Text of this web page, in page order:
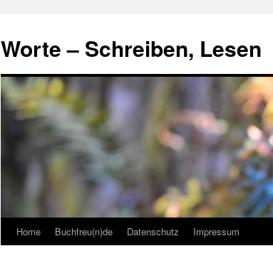
content
Worte – Schreiben, Lesen
Home Buchfreu(n)de Datenschutz Impressum